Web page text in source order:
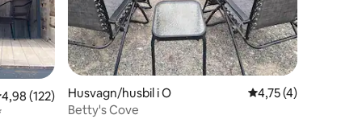
av 5 i genomsnittligt betyg, 122 omdömen
4,98 (122)
Husvagn/husbil i O 4,75 av 5 i
4,75 (4)
Betty's Cove